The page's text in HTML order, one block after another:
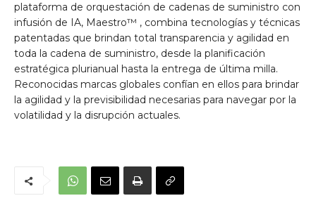
plataforma de orquestación de cadenas de suministro con
infusión de IA, Maestro™ , combina tecnologías y técnicas
patentadas que brindan total transparencia y agilidad en
toda la cadena de suministro, desde la planificación
estratégica plurianual hasta la entrega de última milla.
Reconocidas marcas globales confían en ellos para brindar
la agilidad y la previsibilidad necesarias para navegar por la
volatilidad y la disrupción actuales.